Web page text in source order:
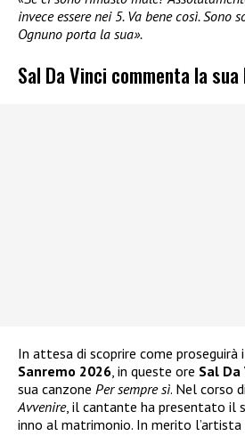
invece essere nei 5. Va bene così. Sono
Ognuno porta la sua».
Sal Da Vinci commenta la
In attesa di scoprire come proseguirà
Sanremo 2026 , in queste ore Sal Da
sua canzone Per sempre sì. Nel corso
Avvenire, il cantante ha presentato il
inno al matrimonio. In merito l’artista